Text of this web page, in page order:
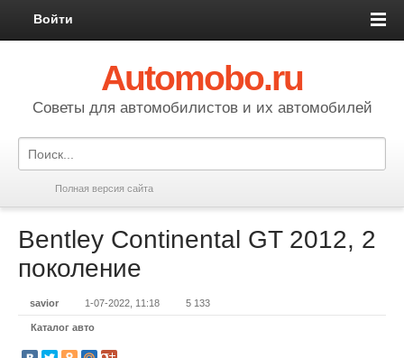
Войти
Automobo.ru
Cоветы для автомобилистов и их автомобилей
Полная версия сайта
Bentley Continental GT 2012, 2
поколение
savior 1-07-2022, 11:18 5 133
Каталог авто